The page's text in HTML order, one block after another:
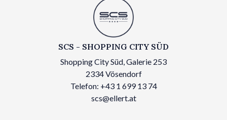
SCS - SHOPPING CITY SÜD
Shopping City Süd, Galerie 253
2334 Vösendorf
Telefon: +43 1 699 13 74
scs@ellert.at